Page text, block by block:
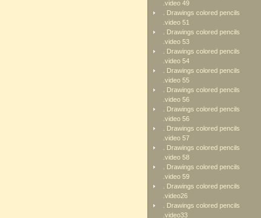
.video 49
. Drawings colored pencils
.video 51
. Drawings colored pencils
.video 53
. Drawings colored pencils
.video 54
. Drawings colored pencils
.video 55
. Drawings colored pencils
.video 56
. Drawings colored pencils
.video 56
. Drawings colored pencils
.video 57
. Drawings colored pencils
.video 58
. Drawings colored pencils
.video 59
. Drawings colored pencils
.video26
. Drawings colored pencils
.video33